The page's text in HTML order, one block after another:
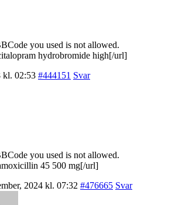
you used is not allowed.
hydrobromide high[/url]
kl. 02:53 #444151 Svar
you used is not allowed.
45 500 mg[/url]
2024 kl. 07:32 #476665 Svar